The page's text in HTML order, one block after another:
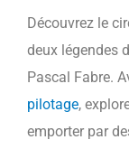
Découvrez le
deux légendes
Pascal Fabre.
pilotage,
emporter par